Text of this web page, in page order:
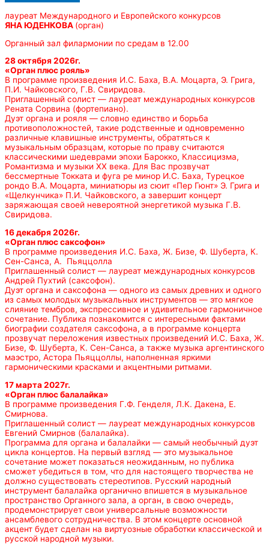
лауреат Международного и Европейского конкурсов
ЯНА ЮДЕНКОВА (орган)
Органный зал филармонии по средам в 12.00
28 октября 2026г.
«Орган плюс рояль»
В программе произведения И.С. Баха, В.А. Моцарта, Э. Грига,
П.И. Чайковского, Г.В. Свиридова.
Приглашенный солист — лауреат международных конкурсов
Рената Сорвина (фортепиано).
Дуэт органа и рояля — словно единство и борьба
противоположностей, такие родственные и одновременно
различные клавишные инструменты, обратяться к
музыкальным образцам, которые по праву считаются
классическими шедеврами эпохи Барокко, Классицизма,
Романтизма и музыки ХХ века. Для Вас прозвучат
бессмертные Токката и фуга ре минор И.С. Баха, Турецкое
рондо В.А. Моцарта, миниатюры из сюит «Пер Гюнт» Э. Грига и
«Щелкунчика» П.И. Чайковского, а завершит концерт
заряжающая своей невероятной энергетикой музыка Г.В.
Свиридова.
16 декабря 2026г.
«Орган плюс саксофон»
В программе произведения И.С. Баха, Ж. Бизе, Ф. Шуберта, К.
Сен-Санса, А. Пьяццолла
Приглашенный солист — лауреат международных конкурсов
Андрей Пухтий (саксофон).
Дуэт органа и саксофона — одного из самых древних и одного
из самых молодых музыкальных инструментов — это мягкое
слияние тембров, экспрессивное и удивительное гармоничное
сочетание. Публика познакомится с интересными фактами
биографии создателя саксофона, а в программе концерта
прозвучат переложения известных произведений И.С. Баха, Ж.
Бизе, Ф. Шуберта, К. Сен-Санса, а также музыка аргентинского
маэстро, Астора Пьяццоллы, наполненная яркими
гармоническими красками и акцентными ритмами.
17 марта 2027г.
«Орган плюс балалайка»
В программе произведения Г.Ф. Генделя, Л.К. Дакена, Е.
Смирнова.
Приглашенный солист — лауреат международных конкурсов
Евгений Смирнов (балалайка).
Программа для органа и балалайки — самый необычный дуэт
цикла концертов. На первый взгляд — это музыкальное
сочетание может показаться неожиданным, но публика
сможет убедиться в том, что для настоящего творчества не
должно существовать стереотипов. Русский народный
инструмент балалайка органично впишется в музыкальное
пространство Органного зала, а орган, в свою очередь,
продемонстрирует свои универсальные возможности
ансамблевого сотрудничества. В этом концерте основной
акцент будет сделан на виртуозные обработки классической и
русской народной музыки.